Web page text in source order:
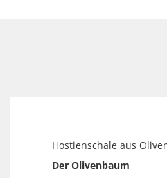
Hostienschale aus
Der Olivenbaum